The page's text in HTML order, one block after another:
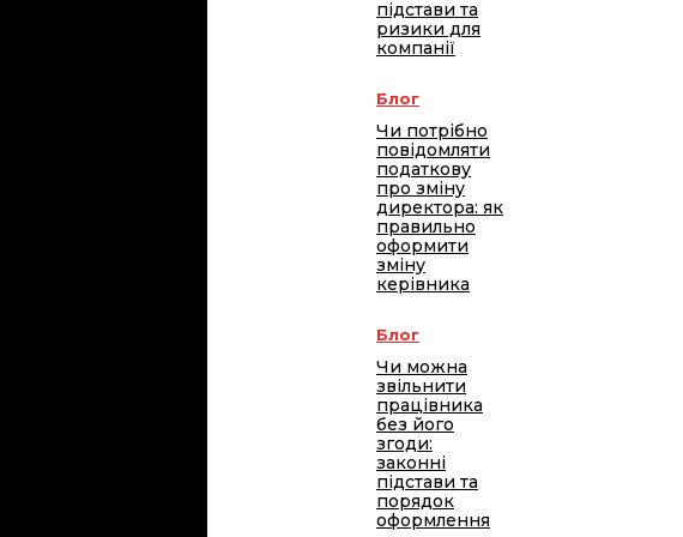
підстави та
ризики для
компанії
Блог
Чи потрібно
повідомляти
податкову
про зміну
директора: як
правильно
оформити
зміну
керівника
Блог
Чи можна
звільнити
працівника
без його
згоди:
законні
підстави та
порядок
оформлення